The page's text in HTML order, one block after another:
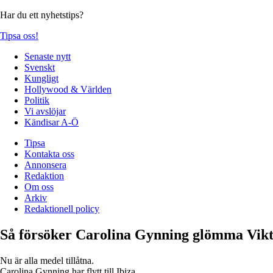
Har du ett nyhetstips?
Tipsa oss!
Senaste nytt
Svenskt
Kungligt
Hollywood & Världen
Politik
Vi avslöjar
Kändisar A-Ö
Tipsa
Kontakta oss
Annonsera
Redaktion
Om oss
Arkiv
Redaktionell policy
Så försöker Carolina Gynning glömma
Nu är alla medel tillåtna.